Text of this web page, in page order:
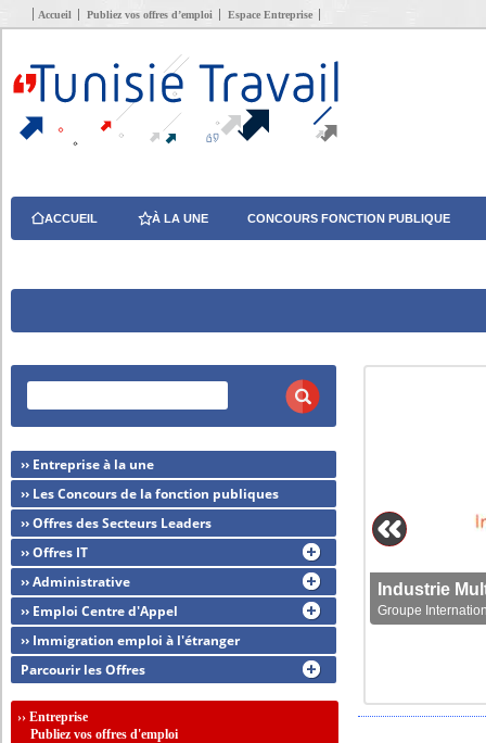
Accueil Publiez vos offres d’emploi Espace Entreprise
ACCUEIL À LA UNE CONCOURS FONCTION PUBLIQUE
Groupe
›› Entreprise à la une
›› Les Concours de la fonction publiques
›› Offres des Secteurs Leaders
›› Offres IT
›› Administrative
›› Emploi Centre d'Appel
›› Immigration emploi à l'étranger
Parcourir les Offres
››Entreprise
Publiez vos offres d'emploi